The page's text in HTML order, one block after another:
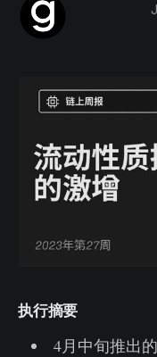
执行摘要
4月中旬推出